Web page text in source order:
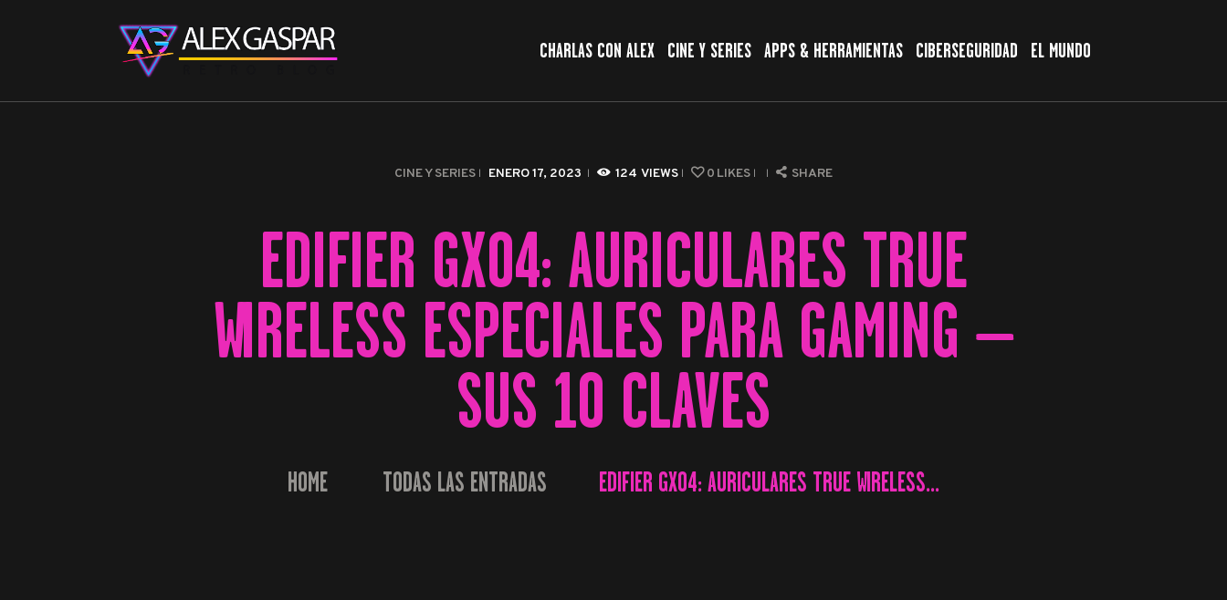
CHARLAS CON ALEX CINE Y SERIES APPS & HERRAMIENTAS CIBERSEGURIDAD EL MUNDO
CINE Y SERIES ENERO 17, 2023 124 VIEWS 0 LIKES SHARE
EDIFIER GX04: AURICULARES TRUE
WIRELESS ESPECIALES PARA GAMING –
SUS 10 CLAVES
HOME TODAS LAS ENTRADAS EDIFIER GX04: AURICULARES TRUE WIRELESS...
CINE Y SERIES
APPS & HERRAMIENTAS